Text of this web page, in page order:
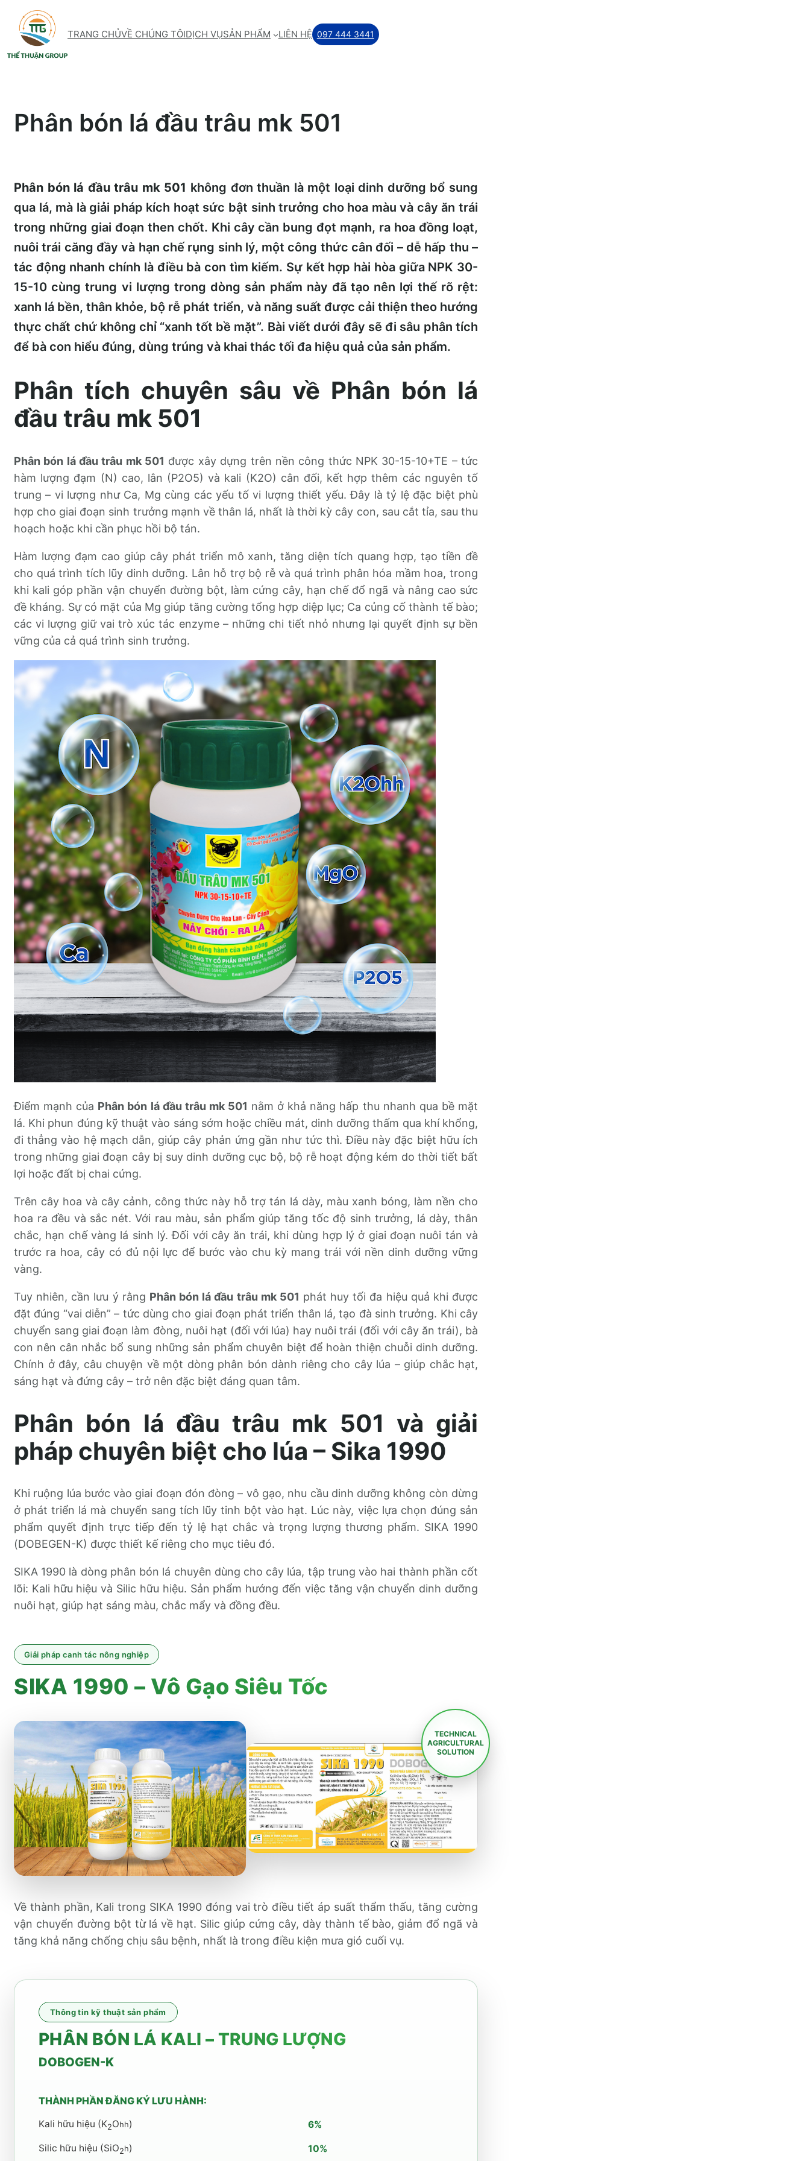
Skip
content
TRANG CHỦVỀ CHÚNG TÔIDỊCH VỤSẢN PHẨM LIÊN HỆ 097 444 3441
Phân bón lá đầu trâu mk 501
Phân bón lá đầu trâu mk 501 không đơn thuần là một loại dinh dưỡng bổ sung
qua lá, mà là giải pháp kích hoạt sức bật sinh trưởng cho hoa màu và cây ăn trái
trong những giai đoạn then chốt. Khi cây cần bung đọt mạnh, ra hoa đồng loạt,
nuôi trái căng đầy và hạn chế rụng sinh lý, một công thức cân đối – dễ hấp thu –
tác động nhanh chính là điều bà con tìm kiếm. Sự kết hợp hài hòa giữa NPK 30-
15-10 cùng trung vi lượng trong dòng sản phẩm này đã tạo nên lợi thế rõ rệt:
xanh lá bền, thân khỏe, bộ rễ phát triển, và năng suất được cải thiện theo hướng
thực chất chứ không chỉ “xanh tốt bề mặt”. Bài viết dưới đây sẽ đi sâu phân tích
để bà con hiểu đúng, dùng trúng và khai thác tối đa hiệu quả của sản phẩm.
Phân tích chuyên sâu về Phân bón lá
đầu trâu mk 501
Phân bón lá đầu trâu mk 501 được xây dựng trên nền công thức NPK 30-15-10+TE – tức
hàm lượng đạm (N) cao, lân (P2O5) và kali (K2O) cân đối, kết hợp thêm các nguyên tố
trung – vi lượng như Ca, Mg cùng các yếu tố vi lượng thiết yếu. Đây là tỷ lệ đặc biệt phù
hợp cho giai đoạn sinh trưởng mạnh về thân lá, nhất là thời kỳ cây con, sau cắt tỉa, sau thu
hoạch hoặc khi cần phục hồi bộ tán.
Hàm lượng đạm cao giúp cây phát triển mô xanh, tăng diện tích quang hợp, tạo tiền đề
cho quá trình tích lũy dinh dưỡng. Lân hỗ trợ bộ rễ và quá trình phân hóa mầm hoa, trong
khi kali góp phần vận chuyển đường bột, làm cứng cây, hạn chế đổ ngã và nâng cao sức
đề kháng. Sự có mặt của Mg giúp tăng cường tổng hợp diệp lục; Ca củng cố thành tế bào;
các vi lượng giữ vai trò xúc tác enzyme – những chi tiết nhỏ nhưng lại quyết định sự bền
vững của cả quá trình sinh trưởng.
Điểm mạnh của Phân bón lá đầu trâu mk 501 nằm ở khả năng hấp thu nhanh qua bề mặt
lá. Khi phun đúng kỹ thuật vào sáng sớm hoặc chiều mát, dinh dưỡng thấm qua khí khổng,
đi thẳng vào hệ mạch dẫn, giúp cây phản ứng gần như tức thì. Điều này đặc biệt hữu ích
trong những giai đoạn cây bị suy dinh dưỡng cục bộ, bộ rễ hoạt động kém do thời tiết bất
lợi hoặc đất bị chai cứng.
Trên cây hoa và cây cảnh, công thức này hỗ trợ tán lá dày, màu xanh bóng, làm nền cho
hoa ra đều và sắc nét. Với rau màu, sản phẩm giúp tăng tốc độ sinh trưởng, lá dày, thân
chắc, hạn chế vàng lá sinh lý. Đối với cây ăn trái, khi dùng hợp lý ở giai đoạn nuôi tán và
trước ra hoa, cây có đủ nội lực để bước vào chu kỳ mang trái với nền dinh dưỡng vững
vàng.
Tuy nhiên, cần lưu ý rằng Phân bón lá đầu trâu mk 501 phát huy tối đa hiệu quả khi được
đặt đúng “vai diễn” – tức dùng cho giai đoạn phát triển thân lá, tạo đà sinh trưởng. Khi cây
chuyển sang giai đoạn làm đòng, nuôi hạt (đối với lúa) hay nuôi trái (đối với cây ăn trái), bà
con nên cân nhắc bổ sung những sản phẩm chuyên biệt để hoàn thiện chuỗi dinh dưỡng.
Chính ở đây, câu chuyện về một dòng phân bón dành riêng cho cây lúa – giúp chắc hạt,
sáng hạt và đứng cây – trở nên đặc biệt đáng quan tâm.
Phân bón lá đầu trâu mk 501 và giải
pháp chuyên biệt cho lúa – Sika 1990
Khi ruộng lúa bước vào giai đoạn đón đòng – vô gạo, nhu cầu dinh dưỡng không còn dừng
ở phát triển lá mà chuyển sang tích lũy tinh bột vào hạt. Lúc này, việc lựa chọn đúng sản
phẩm quyết định trực tiếp đến tỷ lệ hạt chắc và trọng lượng thương phẩm. SIKA 1990
(DOBEGEN-K) được thiết kế riêng cho mục tiêu đó.
SIKA 1990 là dòng phân bón lá chuyên dùng cho cây lúa, tập trung vào hai thành phần cốt
lõi: Kali hữu hiệu và Silic hữu hiệu. Sản phẩm hướng đến việc tăng vận chuyển dinh dưỡng
nuôi hạt, giúp hạt sáng màu, chắc mẩy và đồng đều.
Giải pháp canh tác nông nghiệp
SIKA 1990 – Vô Gạo Siêu Tốc
TECHNICAL
AGRICULTURAL
SOLUTION
Về thành phần, Kali trong SIKA 1990 đóng vai trò điều tiết áp suất thẩm thấu, tăng cường
vận chuyển đường bột từ lá về hạt. Silic giúp cứng cây, dày thành tế bào, giảm đổ ngã và
tăng khả năng chống chịu sâu bệnh, nhất là trong điều kiện mưa gió cuối vụ.
Thông tin kỹ thuật sản phẩm
PHÂN BÓN LÁ KALI – TRUNG LƯỢNG
DOBOGEN-K
THÀNH PHẦN ĐĂNG KÝ LƯU HÀNH:
Kali hữu hiệu (K2Ohh) 6%
Silic hữu hiệu (SiO2h) 10%